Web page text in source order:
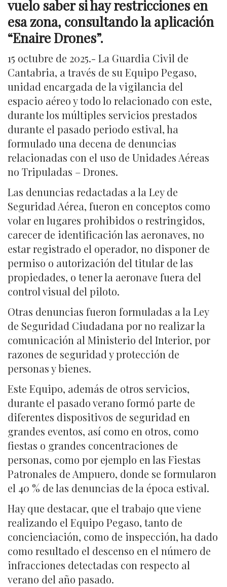
vuelo saber si hay restricciones en
esa zona, consultando la aplicación
“Enaire Drones”.
15 octubre de 2025.- La Guardia Civil de
Cantabria, a través de su Equipo Pegaso,
unidad encargada de la vigilancia del
espacio aéreo y todo lo relacionado con este,
durante los múltiples servicios prestados
durante el pasado periodo estival, ha
formulado una decena de denuncias
relacionadas con el uso de Unidades Aéreas
no Tripuladas – Drones.
Las denuncias redactadas a la Ley de
Seguridad Aérea, fueron en conceptos como
volar en lugares prohibidos o restringidos,
carecer de identificación las aeronaves, no
estar registrado el operador, no disponer de
permiso o autorización del titular de las
propiedades, o tener la aeronave fuera del
control visual del piloto.
Otras denuncias fueron formuladas a la Ley
de Seguridad Ciudadana por no realizar la
comunicación al Ministerio del Interior, por
razones de seguridad y protección de
personas y bienes.
Este Equipo, además de otros servicios,
durante el pasado verano formó parte de
diferentes dispositivos de seguridad en
grandes eventos, así como en otros, como
fiestas o grandes concentraciones de
personas, como por ejemplo en las Fiestas
Patronales de Ampuero, donde se formularon
el 40 % de las denuncias de la época estival.
Hay que destacar, que el trabajo que viene
realizando el Equipo Pegaso, tanto de
concienciación, como de inspección, ha dado
como resultado el descenso en el número de
infracciones detectadas con respecto al
verano del año pasado.